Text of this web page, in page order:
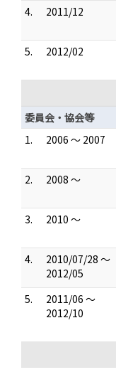
4.
2011/12
5.
2012/02
委員会・協会等
1.
2006 ～ 2007
2.
2008 ～
3.
2010 ～
4.
2010/07/28 ～
2012/05
5.
2011/06 ～
2012/10